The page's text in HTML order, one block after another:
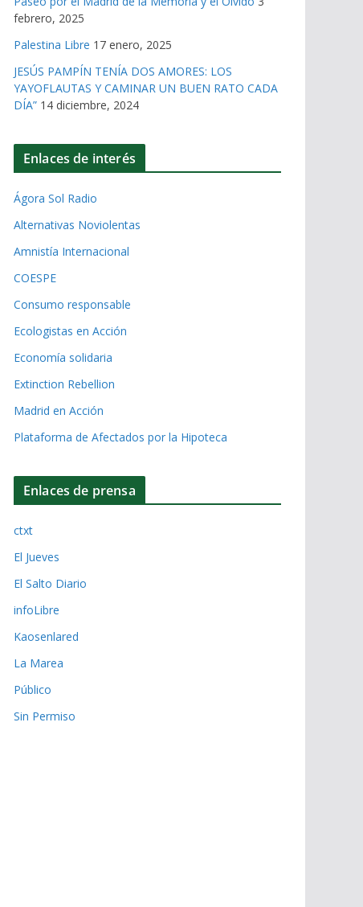
febrero, 2025
Palestina Libre 17 enero, 2025
JESÚS PAMPÍN TENÍA DOS AMORES: LOS
YAYOFLAUTAS Y CAMINAR UN BUEN RATO CADA
DÍA” 14 diciembre, 2024
Enlaces de interés
Ágora Sol Radio
Alternativas Noviolentas
Amnistía Internacional
COESPE
Consumo responsable
Ecologistas en Acción
Economía solidaria
Extinction Rebellion
Madrid en Acción
Plataforma de Afectados por la Hipoteca
Enlaces de prensa
ctxt
El Jueves
El Salto Diario
infoLibre
Kaosenlared
La Marea
Público
Sin Permiso